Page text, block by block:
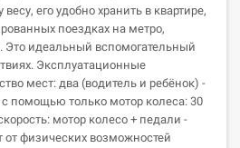
его удобно хранить в квартире,
поездках на метро,
Это идеальный вспомогательный
Эксплуатационные
мест: два (водитель и ребёнок) -
помощью только мотор колеса: 30
мотор колесо + педали -
от физических возможностей